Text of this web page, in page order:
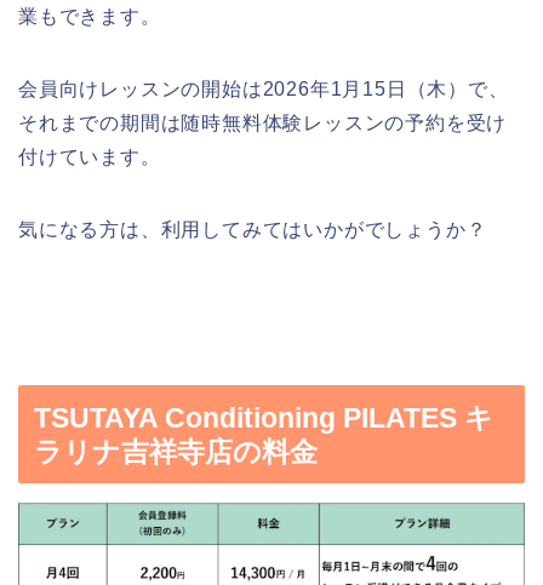
業もできます。
会員向けレッスンの開始は2026年1月15日（木）で、
それまでの期間は随時無料体験レッスンの予約を受け
付けています。
気になる方は、利用してみてはいかがでしょうか？
TSUTAYA Conditioning PILATES キ
ラリナ吉祥寺店の料金